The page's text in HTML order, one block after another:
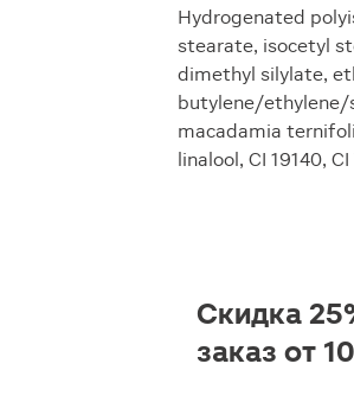
Hydrogenated
stearate, isocetyl
dimethyl silylate,
butylene/ethylene/
macadamia
linalool, CI 19140, CI
Скидка
заказ от